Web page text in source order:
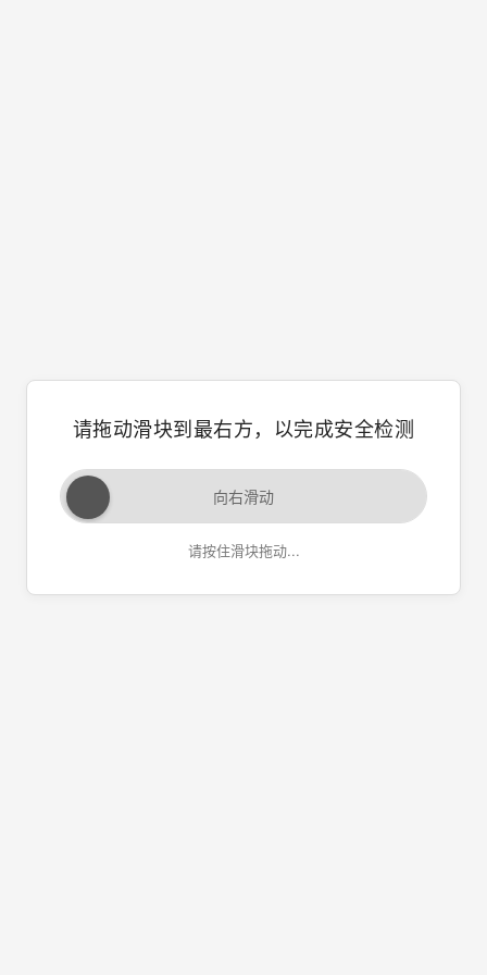
请拖动滑块到最右方，以完成安全检测
向右滑动
请按住滑块拖动...